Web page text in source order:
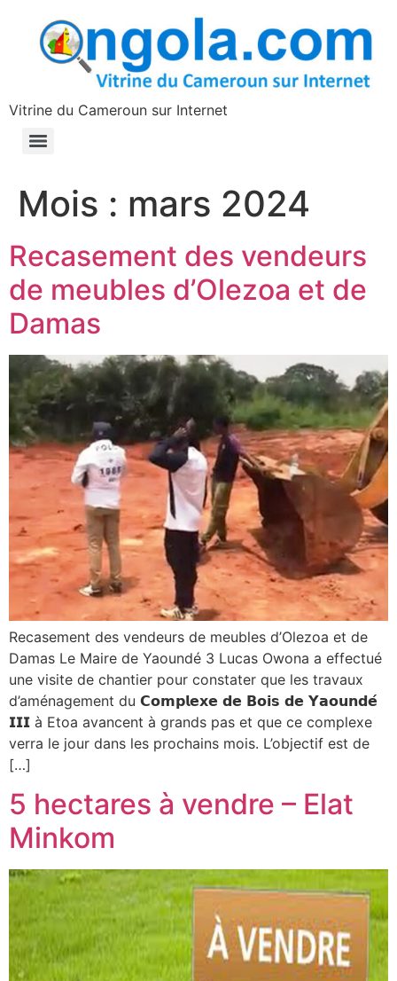
principal
Vitrine du Cameroun sur Internet
Mois : mars 2024
Recasement des vendeurs
de meubles d’Olezoa et de
Damas
Recasement des vendeurs de meubles d’Olezoa et de
Damas Le Maire de Yaoundé 3 Lucas Owona a effectué
une visite de chantier pour constater que les travaux
d’aménagement du 𝗖𝗼𝗺𝗽𝗹𝗲𝘅𝗲 𝗱𝗲 𝗕𝗼𝗶𝘀 𝗱𝗲 𝗬𝗮𝗼𝘂𝗻𝗱𝗲́
𝗜𝗜𝗜 à Etoa avancent à grands pas et que ce complexe
verra le jour dans les prochains mois. L’objectif est de
[…]
5 hectares à vendre – Elat
Minkom